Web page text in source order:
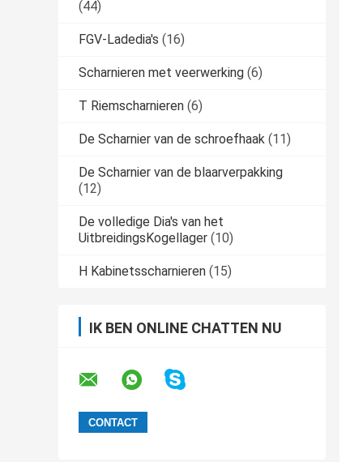
(44)
FGV-Ladedia's (16)
Scharnieren met veerwerking (6)
T Riemscharnieren (6)
De Scharnier van de schroefhaak (11)
De Scharnier van de blaarverpakking
(12)
De volledige Dia's van het
UitbreidingsKogellager (10)
H Kabinetsscharnieren (15)
IK BEN ONLINE CHATTEN NU